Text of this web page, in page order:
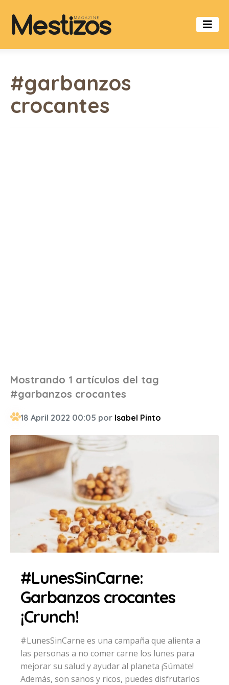
#garbanzos
crocantes
Mostrando 1 artículos del tag
#garbanzos crocantes
18 April 2022 00:05 por Isabel Pinto
#LunesSinCarne:
Garbanzos crocantes
¡Crunch!
#LunesSinCarne es una campaña que alienta a
las personas a no comer carne los lunes para
mejorar su salud y ayudar al planeta ¡Súmate!
Además, son sanos y ricos, puedes disfrutarlos